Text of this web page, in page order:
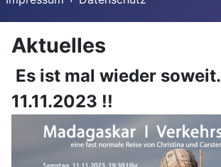
Aktuelles
Es ist mal wieder soweit.
11.11.2023 !!